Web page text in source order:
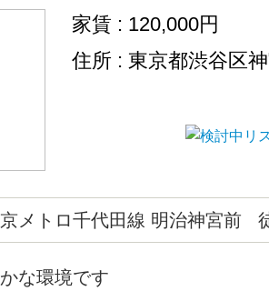
家賃 : 120,000円
住所 : 東京都渋谷区
メトロ千代田線 明治神宮前
な環境です